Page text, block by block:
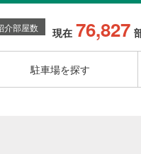
介部屋数 現在 76,827
駐車場を探す